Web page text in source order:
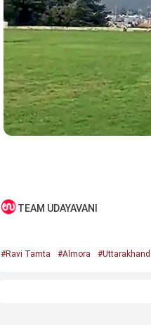
TEAM UDAYAVANI
#Ravi Tamta #Almora #Uttarakhand